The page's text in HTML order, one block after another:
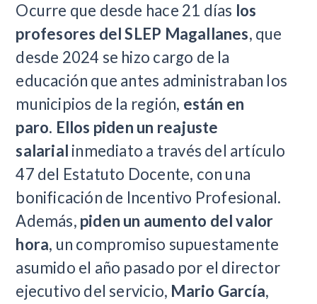
Ocurre que desde hace 21 días los
profesores del SLEP Magallanes, que
desde 2024 se hizo cargo de la
educación que antes administraban los
municipios de la región, están en
paro. Ellos piden un reajuste
salarial inmediato a través del artículo
47 del Estatuto Docente, con una
bonificación de Incentivo Profesional.
Además, piden un aumento del valor
hora, un compromiso supuestamente
asumido el año pasado por el director
ejecutivo del servicio, Mario García,